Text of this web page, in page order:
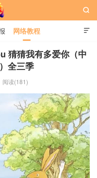

网络教程

猜猜我有多爱你（中
全三季
阅读(181)